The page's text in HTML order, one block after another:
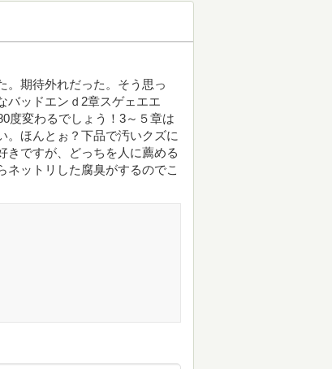
。期待外れだった。そう思っ
バッドエンｄ2章スゲェエエ
度変わるでしょう！3～５章は
。ほんとぉ？下品で汚いクズに
きですが、どっちを人に薦める
ットリした腐臭がするのでこ